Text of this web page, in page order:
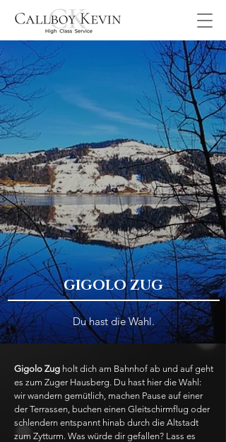
GIGOLO ZUG
Du hast die Wahl.
Gigolo Zug holt dich am Bahnhof ab und auf geht
es zum Zuger Hausberg. Du hast hier die Wahl:
wir wandern gemütlich, machen Pause auf einer
der Terrassen, buchen einen Gleitschirmflug oder
schlendern entspannt hinab durch die Altstadt
zum Zytturm. Was würde dir gefallen? Lass es